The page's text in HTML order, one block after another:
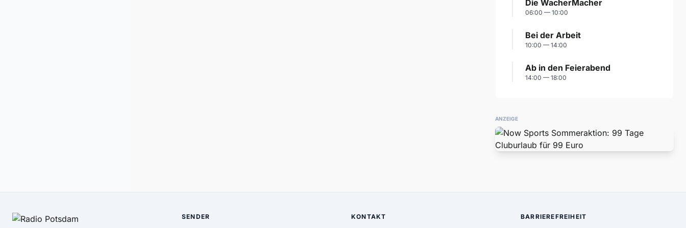
Die WacherMacher
06:00 — 10:00
Bei der Arbeit
10:00 — 14:00
Ab in den Feierabend
14:00 — 18:00
ANZEIGE
SENDER KONTAKT BARRIEREFREIHEIT